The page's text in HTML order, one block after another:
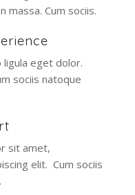
massa. Cum sociis.
ligula eget dolor.
sociis natoque
sit amet,
elit. Cum sociis